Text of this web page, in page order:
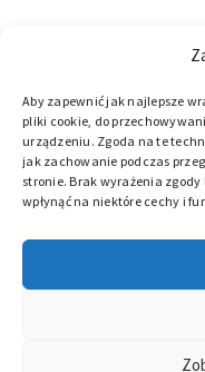
Aby zapewnić jak najlepsze
pliki cookie, do
urządzeniu. Zgoda na te
jak zachowanie podczas
stronie. Brak wyrażenia
wpłynąć na niektóre cechy i
© 2026
5 pomysłów na
Aleja